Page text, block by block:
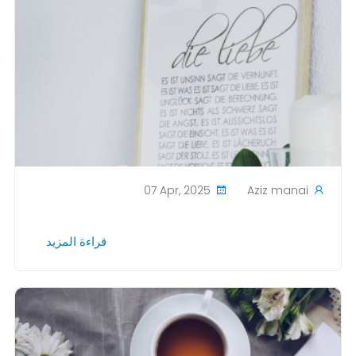
Aziz manai
07 Apr, 2025
قراءة المزيد